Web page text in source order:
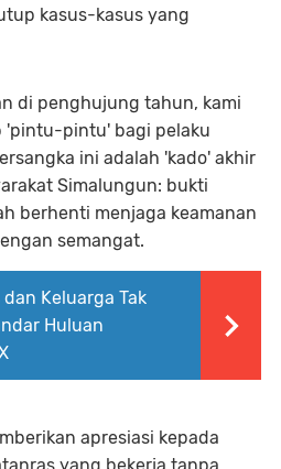
kasus-kasus yang
di penghujung tahun, kami
'pintu-pintu' bagi pelaku
ini adalah 'kado' akhir
Simalungun: bukti
berhenti menjaga keamanan
semangat.
Keluarga Tak
Huluan
apresiasi kepada